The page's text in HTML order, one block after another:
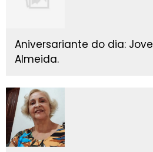
Aniversariante do dia:
Almeida.